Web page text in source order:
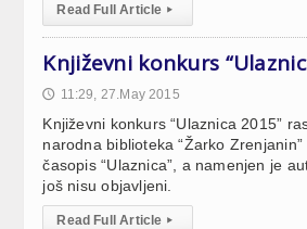
Read Full Article ▸
Književni konkurs
🕔 11:29, 27.May 2015
Književni konkurs “Ulaznica 2015”
narodna biblioteka “Žarko
časopis “Ulaznica”, a namenjen je
još nisu objavljeni.
Read Full Article ▸